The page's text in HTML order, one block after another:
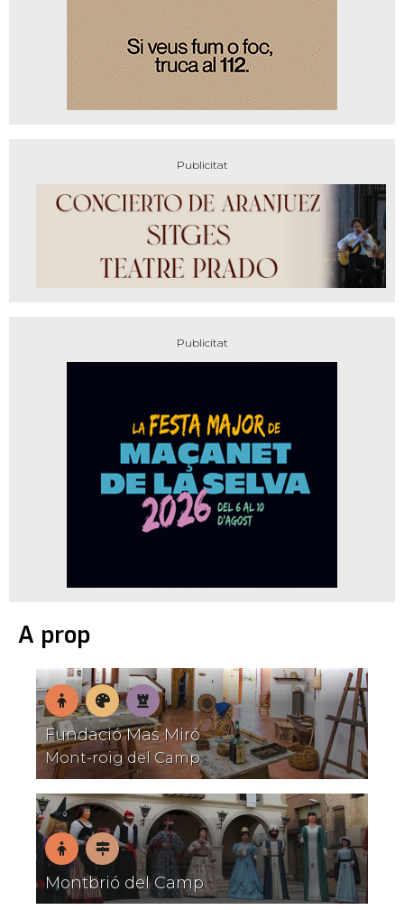
A prop
En
família
MuseusPatrimoni
Fundació Mas Miró
Mont-roig del Camp
En
família
Pobles
amb
Montbrió del Camp